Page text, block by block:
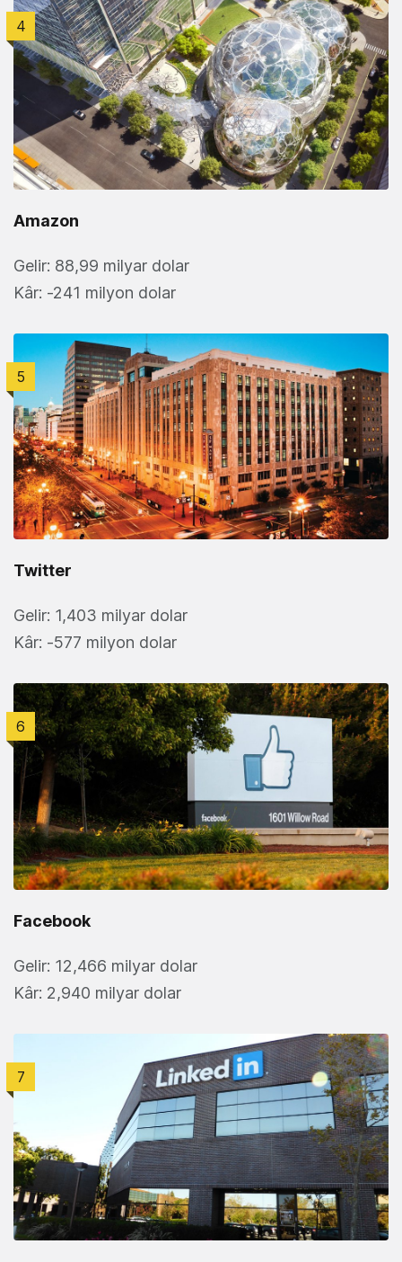
4
Amazon
Gelir: 88,99 milyar dolar
Kâr: -241 milyon dolar
5
Twitter
Gelir: 1,403 milyar dolar
Kâr: -577 milyon dolar
6
Facebook
Gelir: 12,466 milyar dolar
Kâr: 2,940 milyar dolar
7